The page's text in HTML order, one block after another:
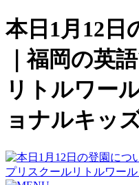
本日1月12日
｜福岡の英
リトルワー
ョナルキッ